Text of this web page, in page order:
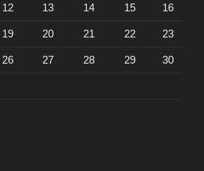
12 13 14 15 16
19 20 21 22 23
26 27 28 29 30